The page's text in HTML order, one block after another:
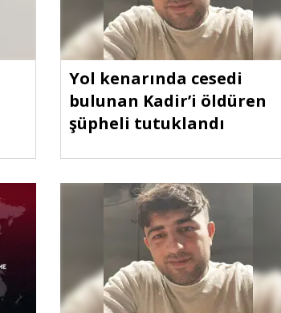
Yol kenarında cesedi
bulunan Kadir’i öldüren
şüpheli tutuklandı